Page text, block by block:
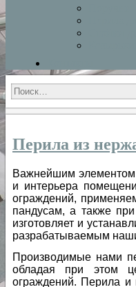
Найти:
Перила из
Важнейшим элементом
и интерьера
ограждений,
пандусам, а также
изготовляет и
разрабатываемым
Производимые нами
обладая при этом
ограждений. Перила